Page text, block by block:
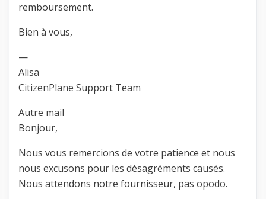
remboursement.
Bien à vous,
—
Alisa
CitizenPlane Support Team
Autre mail
Bonjour,
Nous vous remercions de votre patience et nous
nous excusons pour les désagréments causés.
Nous attendons notre fournisseur, pas opodo.